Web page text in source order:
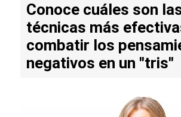
Conoce cuáles son
técnicas más
combatir los
negativos en un "tris"